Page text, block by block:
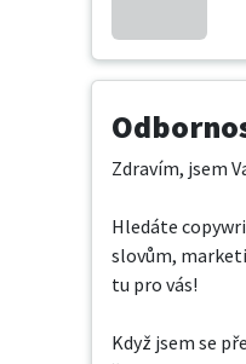
Zdravím, jsem
Hledáte
slovům,
tu pro vás!
Když jsem se